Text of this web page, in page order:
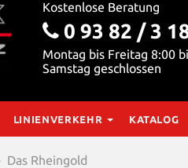
Kostenlose Beratung
0 93 82 / 3
Montag bis Freitag 8:00
Samstag geschlossen
LINIENVERKEHR KATALOG
Rheingold